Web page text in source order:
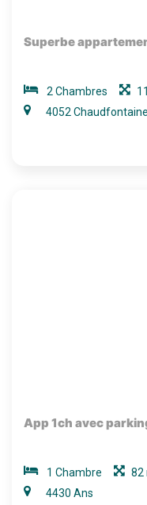
Superbe
2 Chambres
4052
App 1ch avec
1 Chambre 82
4430 Ans